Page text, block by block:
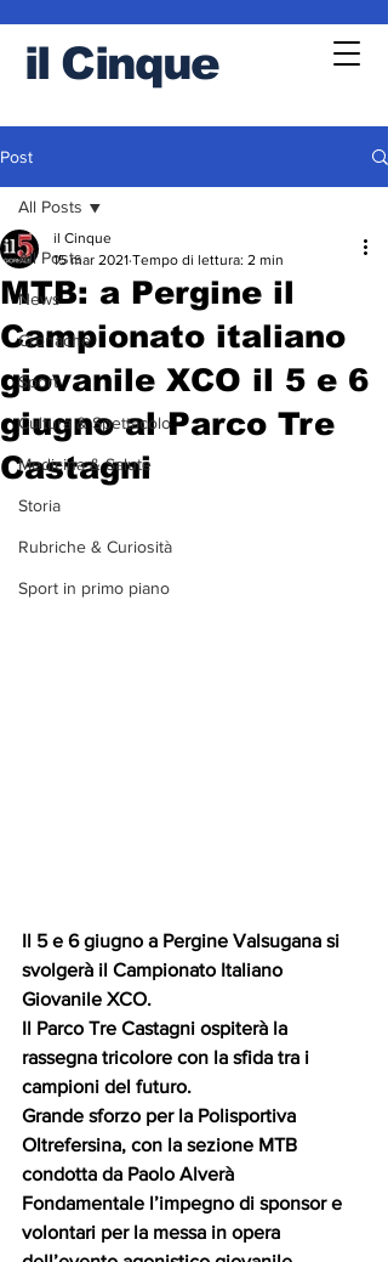
il Cinque
Post
All Posts
News
Cronache
Sport
Cultura & Spettacolo
Medicina & Salute
Storia
Rubriche & Curiosità
Sport in primo piano
All Posts
MTB: a Pergine il
Campionato italiano
giovanile XCO il 5 e 6
giugno al Parco Tre
Castagni
il Cinque
15 mar 2021 Tempo di lettura: 2 min
Il 5 e 6 giugno a Pergine Valsugana si
svolgerà il Campionato Italiano
Giovanile XCO.
Il Parco Tre Castagni ospiterà la
rassegna tricolore con la sfida tra i
campioni del futuro.
Grande sforzo per la Polisportiva
Oltrefersina, con la sezione MTB
condotta da Paolo Alverà
Fondamentale l’impegno di sponsor e
volontari per la messa in opera